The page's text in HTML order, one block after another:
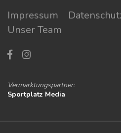
Impressum
Unser Team
Vermarktungspartner:
Sportplatz Media